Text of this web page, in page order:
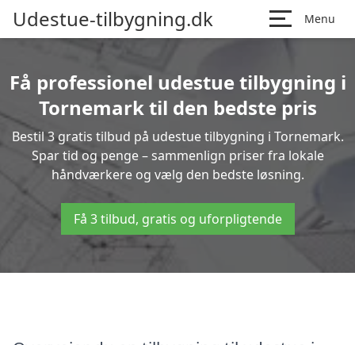
Udestue-tilbygning.dk Menu
Få professionel udestue tilbygning i
Tornemark til den bedste pris
Bestil 3 gratis tilbud på udestue tilbygning i Tornemark.
Spar tid og penge – sammenlign priser fra lokale
håndværkere og vælg den bedste løsning.
Få 3 tilbud, gratis og uforpligtende